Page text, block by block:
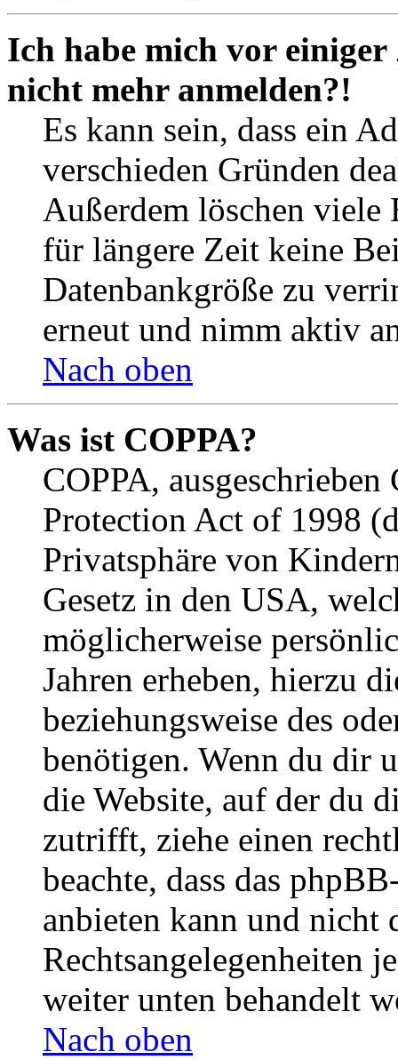
Ich habe mich vor
nicht mehr anmelden?!
Es kann sein, dass ein
verschieden Gründen
Außerdem löschen viele
für längere Zeit keine
Datenbankgröße zu
erneut und nimm aktiv
Nach oben
Was ist COPPA?
COPPA,
Protection Act of 1998
Privatsphäre von
Gesetz in den USA,
möglicherweise
Jahren erheben, hierzu
beziehungsweise des
benötigen. Wenn du dir
die Website, auf der du
zutrifft, ziehe einen
beachte, dass das
anbieten kann und nicht
Rechtsangelegenheiten
weiter unten behandelt
Nach oben